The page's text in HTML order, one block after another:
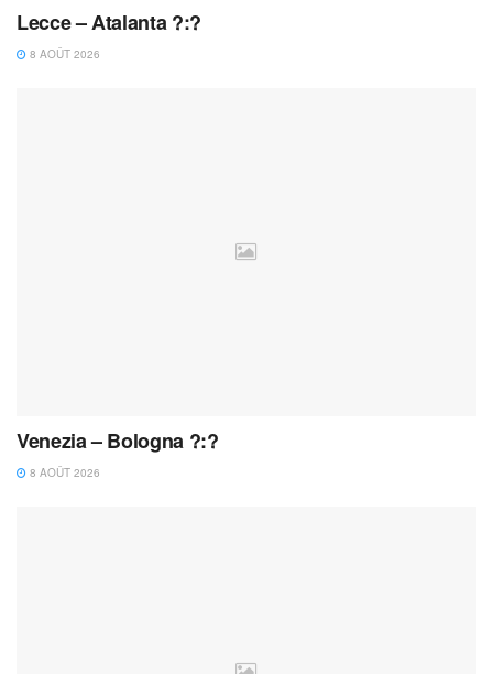
Lecce – Atalanta ?:?
8 AOÛT 2026
Venezia – Bologna ?:?
8 AOÛT 2026